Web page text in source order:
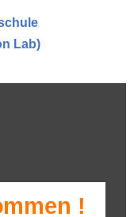
Lab)